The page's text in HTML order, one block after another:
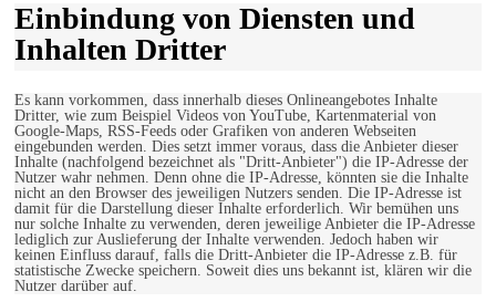
Einbindung von Diensten und
Inhalten Dritter
Es kann vorkommen, dass innerhalb dieses Onlineangebotes Inhalte
Dritter, wie zum Beispiel Videos von YouTube, Kartenmaterial von
Google-Maps, RSS-Feeds oder Grafiken von anderen Webseiten
eingebunden werden. Dies setzt immer voraus, dass die Anbieter dieser
Inhalte (nachfolgend bezeichnet als "Dritt-Anbieter") die IP-Adresse der
Nutzer wahr nehmen. Denn ohne die IP-Adresse, könnten sie die Inhalte
nicht an den Browser des jeweiligen Nutzers senden. Die IP-Adresse ist
damit für die Darstellung dieser Inhalte erforderlich. Wir bemühen uns
nur solche Inhalte zu verwenden, deren jeweilige Anbieter die IP-Adresse
lediglich zur Auslieferung der Inhalte verwenden. Jedoch haben wir
keinen Einfluss darauf, falls die Dritt-Anbieter die IP-Adresse z.B. für
statistische Zwecke speichern. Soweit dies uns bekannt ist, klären wir die
Nutzer darüber auf.